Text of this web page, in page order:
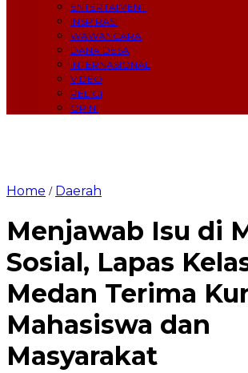
ENTERTAIMENT
INSPIRASI
WAWANCARA
DANA DESA
INTERNASIONAL
VIDEO
RELIGI
OPINI
Home / Daerah
Menjawab Isu di
Sosial, Lapas
Medan Terima
Mahasiswa dan
Masyarakat